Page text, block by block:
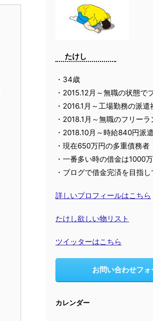
たけし
・34歳
・2015.12月～無職の状態で
・2016.1月～工場勤務の派遣
・2018.1月～無職のフリーラ
・2018.10月～時給840円派
・現在650万円の多重債務者
・一番多い時の借金は1000
・ブログで借金完済を目指し
詳しいプロフィールはこちら
たけし欲しい物リスト
ツイッターはこちら
お問い合わせフォ
カレンダー